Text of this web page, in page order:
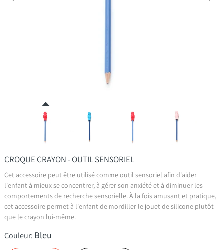
CROQUE CRAYON - OUTIL SENSORIEL
Cet accessoire peut être utilisé comme outil sensoriel afin d'aider
l'enfant à mieux se concentrer, à gérer son anxiété et à diminuer les
comportements de recherche sensorielle. À la fois amusant et pratique,
cet accessoire permet à l'enfant de mordiller le jouet de silicone plutôt
que le crayon lui-même.
Couleur: Bleu